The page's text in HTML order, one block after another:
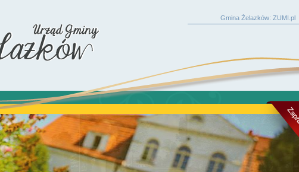
Gmina Żelazków: ZUMI.pl